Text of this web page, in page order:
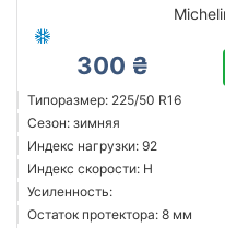
300 ₴
Типоразмер: 225/50 R16
Сезон: зимняя
Индекс нагрузки: 92
Индекс скорости: H
Усиленность:
Остаток протектора: 8 мм